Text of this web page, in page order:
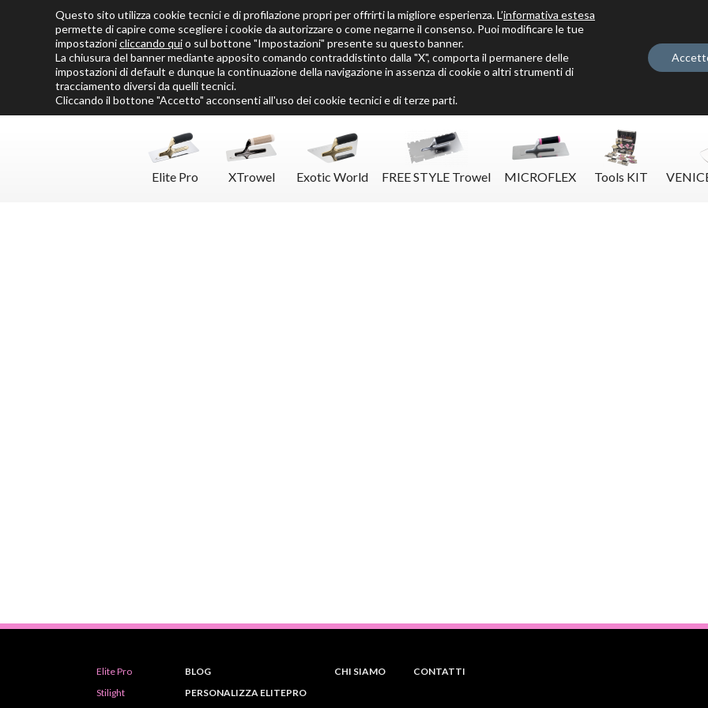
Chi siamo Cataloghi Personalizza SoloMio Flamingo Blog
Solo per veri decoratori
Elite Pro XTrowel Exotic World FREE STYLE Trowel MICROFLEX Tools KIT
Elite Pro
Stilight
BLOG
PERSONALIZZA ELITEPRO
CHI SIAMO CONTATTI
Questo sito utilizza cookie tecnici e di profilazione propri per offrirti la migliore esperienza. L’informativa estesa
permette di capire come scegliere i cookie da autorizzare o come negarne il consenso. Puoi modificare le tue
impostazionicliccando quio sul bottone "Impostazioni" presente su questo banner.
La chiusura del banner mediante apposito comando contraddistinto dalla "X", comporta il permanere delle
impostazioni di default e dunque la continuazione della navigazione in assenza di cookie o altri strumenti di
tracciamento diversi da quelli tecnici.
Cliccando il bottone "Accetto" acconsenti all'uso dei cookie tecnici e di terze parti.